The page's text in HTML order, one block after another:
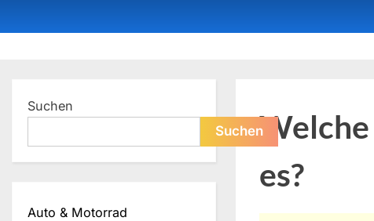
to
es?
Suchen
Suchen
Auto & Motorrad